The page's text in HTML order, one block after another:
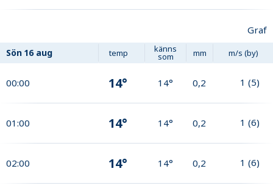
Graf
Sön 16 aug temp känns
som mm m/s (by)
00:00 14° 14° 0,2 1 (5)
01:00 14° 14° 0,2 1 (6)
02:00 14° 14° 0,2 1 (6)